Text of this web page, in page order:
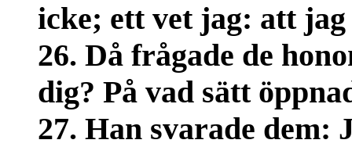
icke; ett vet jag: att
26. Då frågade de
dig? På vad sätt
27. Han svarade dem: